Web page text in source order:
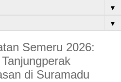
▼
▼
Semeru 2026:
di Suramadu